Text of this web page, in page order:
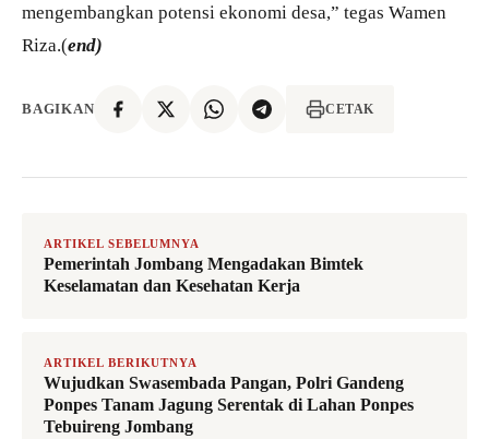
mengembangkan potensi ekonomi desa,” tegas Wamen
Riza.(end)
BAGIKAN CETAK
ARTIKEL SEBELUMNYA
Pemerintah Jombang Mengadakan Bimtek
Keselamatan dan Kesehatan Kerja
ARTIKEL BERIKUTNYA
Wujudkan Swasembada Pangan, Polri Gandeng
Ponpes Tanam Jagung Serentak di Lahan Ponpes
Tebuireng Jombang